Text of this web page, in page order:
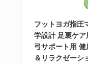
フットヨガ指圧
学設計 足裏ケ
弓サポート用
＆リラクゼーシ